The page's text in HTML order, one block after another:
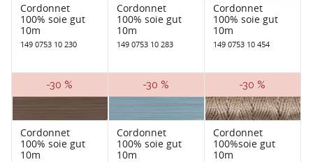
Cordonnet
100% soie gut
10m
149 0753 10 230
Cordonnet
100% soie gut
10m
149 0753 10 283
Cordonnet
100% soie gut
10m
149 0753 10 454
-30 %
Cordonnet
100% soie gut
10m
-30 %
Cordonnet
100% soie gut
10m
-30 %
Cordonnet
100%soie gut
10m